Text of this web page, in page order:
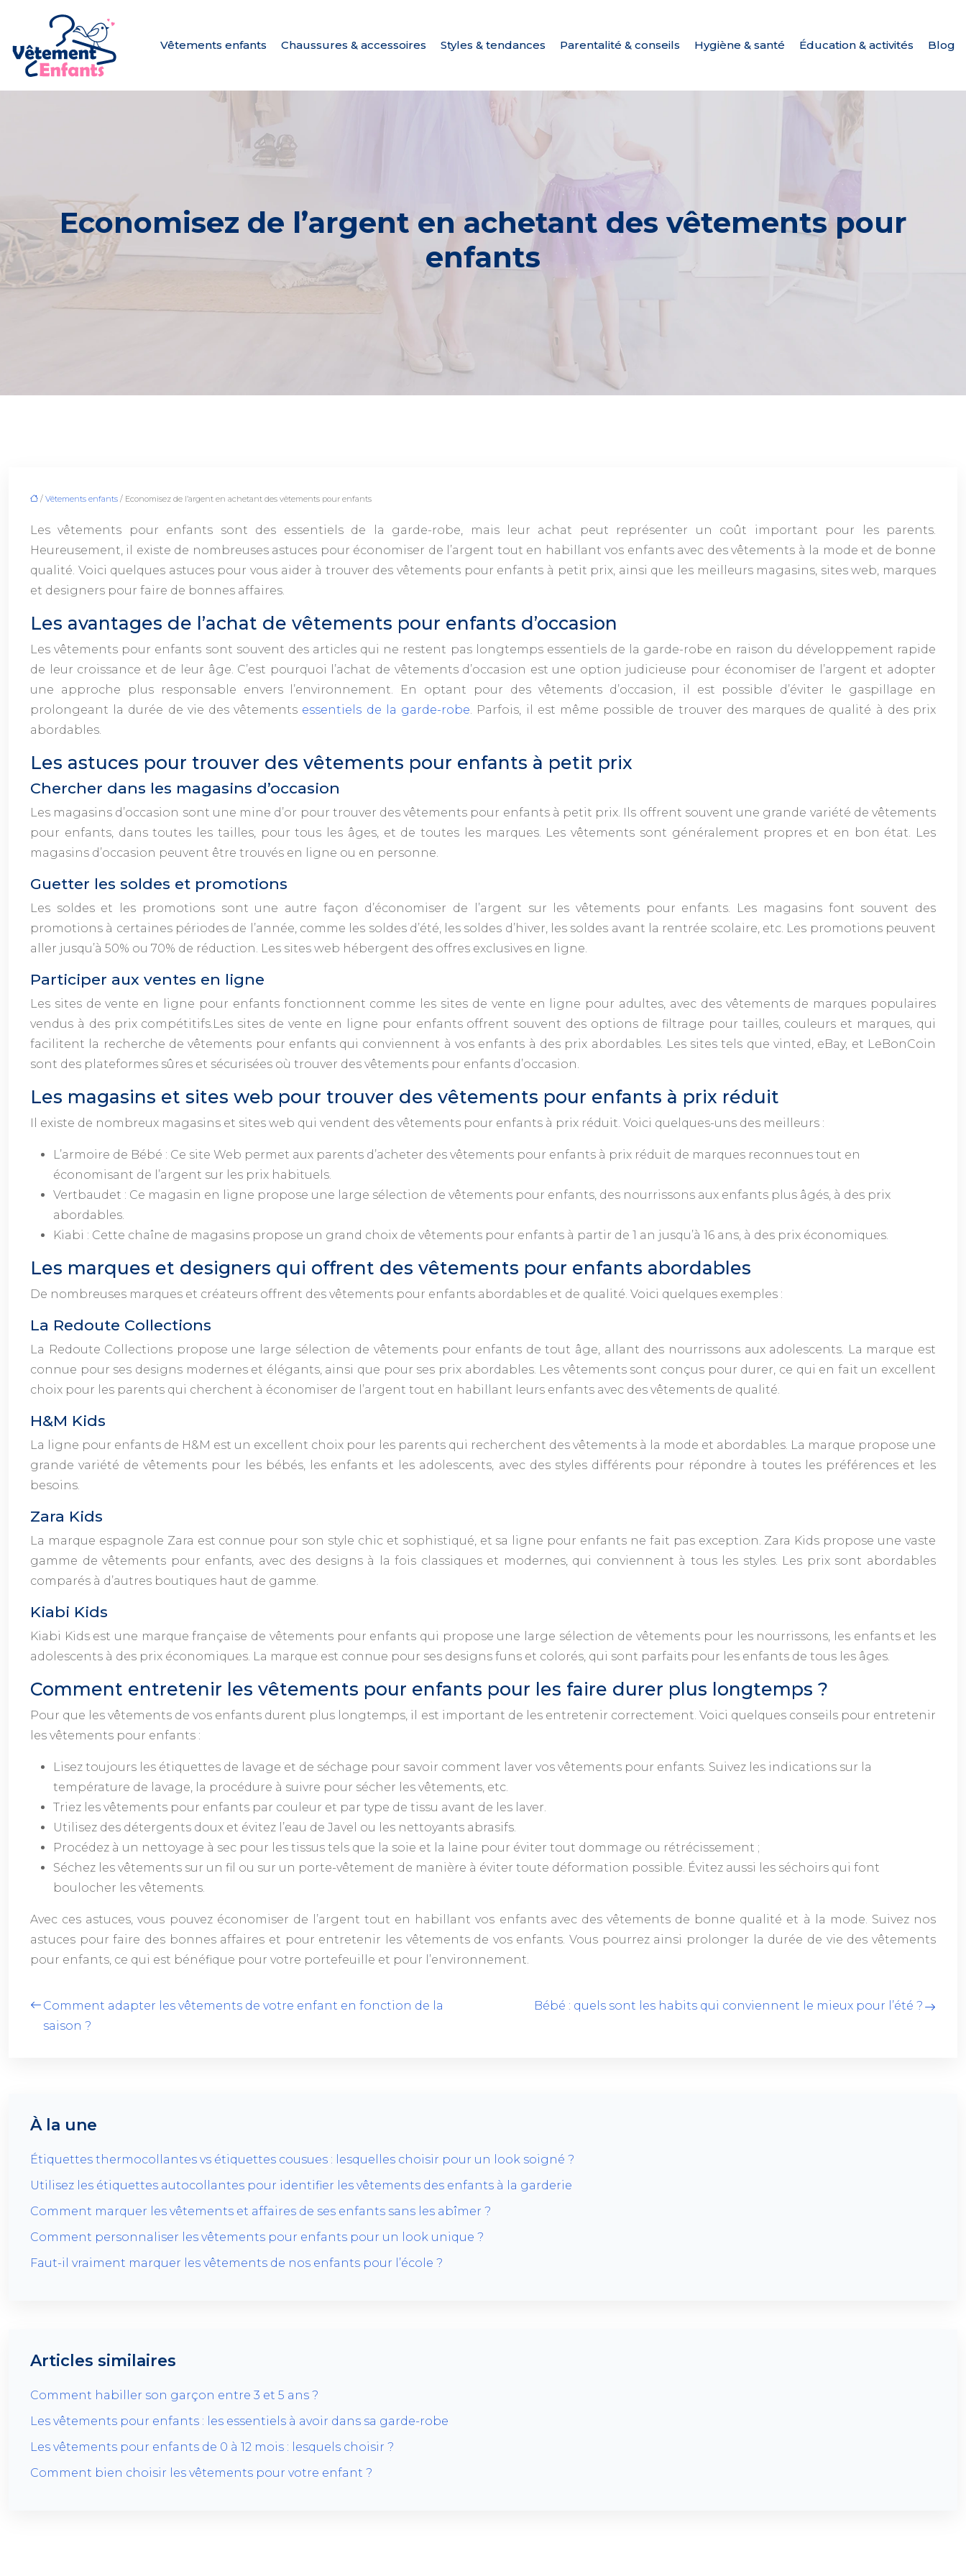
Vêtements enfants Chaussures & accessoires Styles & tendances Parentalité & conseils Hygiène & santé Éducation & activités Blog
Economisez de l’argent en achetant des vêtements pour
enfants
/ Vêtements enfants / Economisez de l’argent en achetant des vêtements pour enfants
Les vêtements pour enfants sont des essentiels de la garde-robe, mais leur achat peut représenter un coût important pour les parents.
Heureusement, il existe de nombreuses astuces pour économiser de l’argent tout en habillant vos enfants avec des vêtements à la mode et de bonne
qualité. Voici quelques astuces pour vous aider à trouver des vêtements pour enfants à petit prix, ainsi que les meilleurs magasins, sites web, marques
et designers pour faire de bonnes affaires.
Les avantages de l’achat de vêtements pour enfants d’occasion
Les vêtements pour enfants sont souvent des articles qui ne restent pas longtemps essentiels de la garde-robe en raison du développement rapide
de leur croissance et de leur âge. C’est pourquoi l’achat de vêtements d’occasion est une option judicieuse pour économiser de l’argent et adopter
une approche plus responsable envers l’environnement. En optant pour des vêtements d’occasion, il est possible d’éviter le gaspillage en
prolongeant la durée de vie des vêtements essentiels de la garde-robe. Parfois, il est même possible de trouver des marques de qualité à des prix
abordables.
Les astuces pour trouver des vêtements pour enfants à petit prix
Chercher dans les magasins d’occasion
Les magasins d’occasion sont une mine d’or pour trouver des vêtements pour enfants à petit prix. Ils offrent souvent une grande variété de vêtements
pour enfants, dans toutes les tailles, pour tous les âges, et de toutes les marques. Les vêtements sont généralement propres et en bon état. Les
magasins d’occasion peuvent être trouvés en ligne ou en personne.
Guetter les soldes et promotions
Les soldes et les promotions sont une autre façon d’économiser de l’argent sur les vêtements pour enfants. Les magasins font souvent des
promotions à certaines périodes de l’année, comme les soldes d’été, les soldes d’hiver, les soldes avant la rentrée scolaire, etc. Les promotions peuvent
aller jusqu’à 50% ou 70% de réduction. Les sites web hébergent des offres exclusives en ligne.
Participer aux ventes en ligne
Les sites de vente en ligne pour enfants fonctionnent comme les sites de vente en ligne pour adultes, avec des vêtements de marques populaires
vendus à des prix compétitifs.Les sites de vente en ligne pour enfants offrent souvent des options de filtrage pour tailles, couleurs et marques, qui
facilitent la recherche de vêtements pour enfants qui conviennent à vos enfants à des prix abordables. Les sites tels que vinted, eBay, et LeBonCoin
sont des plateformes sûres et sécurisées où trouver des vêtements pour enfants d’occasion.
Les magasins et sites web pour trouver des vêtements pour enfants à prix réduit
Il existe de nombreux magasins et sites web qui vendent des vêtements pour enfants à prix réduit. Voici quelques-uns des meilleurs :
L’armoire de Bébé : Ce site Web permet aux parents d’acheter des vêtements pour enfants à prix réduit de marques reconnues tout en
économisant de l’argent sur les prix habituels.
Vertbaudet : Ce magasin en ligne propose une large sélection de vêtements pour enfants, des nourrissons aux enfants plus âgés, à des prix
abordables.
Kiabi : Cette chaîne de magasins propose un grand choix de vêtements pour enfants à partir de 1 an jusqu’à 16 ans, à des prix économiques.
Les marques et designers qui offrent des vêtements pour enfants abordables
De nombreuses marques et créateurs offrent des vêtements pour enfants abordables et de qualité. Voici quelques exemples :
La Redoute Collections
La Redoute Collections propose une large sélection de vêtements pour enfants de tout âge, allant des nourrissons aux adolescents. La marque est
connue pour ses designs modernes et élégants, ainsi que pour ses prix abordables. Les vêtements sont conçus pour durer, ce qui en fait un excellent
choix pour les parents qui cherchent à économiser de l’argent tout en habillant leurs enfants avec des vêtements de qualité.
H&M Kids
La ligne pour enfants de H&M est un excellent choix pour les parents qui recherchent des vêtements à la mode et abordables. La marque propose une
grande variété de vêtements pour les bébés, les enfants et les adolescents, avec des styles différents pour répondre à toutes les préférences et les
besoins.
Zara Kids
La marque espagnole Zara est connue pour son style chic et sophistiqué, et sa ligne pour enfants ne fait pas exception. Zara Kids propose une vaste
gamme de vêtements pour enfants, avec des designs à la fois classiques et modernes, qui conviennent à tous les styles. Les prix sont abordables
comparés à d’autres boutiques haut de gamme.
Kiabi Kids
Kiabi Kids est une marque française de vêtements pour enfants qui propose une large sélection de vêtements pour les nourrissons, les enfants et les
adolescents à des prix économiques. La marque est connue pour ses designs funs et colorés, qui sont parfaits pour les enfants de tous les âges.
Comment entretenir les vêtements pour enfants pour les faire durer plus longtemps ?
Pour que les vêtements de vos enfants durent plus longtemps, il est important de les entretenir correctement. Voici quelques conseils pour entretenir
les vêtements pour enfants :
Lisez toujours les étiquettes de lavage et de séchage pour savoir comment laver vos vêtements pour enfants. Suivez les indications sur la
température de lavage, la procédure à suivre pour sécher les vêtements, etc.
Triez les vêtements pour enfants par couleur et par type de tissu avant de les laver.
Utilisez des détergents doux et évitez l’eau de Javel ou les nettoyants abrasifs.
Procédez à un nettoyage à sec pour les tissus tels que la soie et la laine pour éviter tout dommage ou rétrécissement ;
Séchez les vêtements sur un fil ou sur un porte-vêtement de manière à éviter toute déformation possible. Évitez aussi les séchoirs qui font
boulocher les vêtements.
Avec ces astuces, vous pouvez économiser de l’argent tout en habillant vos enfants avec des vêtements de bonne qualité et à la mode. Suivez nos
astuces pour faire des bonnes affaires et pour entretenir les vêtements de vos enfants. Vous pourrez ainsi prolonger la durée de vie des vêtements
pour enfants, ce qui est bénéfique pour votre portefeuille et pour l’environnement.
Comment adapter les vêtements de votre enfant en fonction de la
saison ?
Bébé : quels sont les habits qui conviennent le mieux pour l’été ?
À la une
Étiquettes thermocollantes vs étiquettes cousues : lesquelles choisir pour un look soigné ?
Utilisez les étiquettes autocollantes pour identifier les vêtements des enfants à la garderie
Comment marquer les vêtements et affaires de ses enfants sans les abîmer ?
Comment personnaliser les vêtements pour enfants pour un look unique ?
Faut-il vraiment marquer les vêtements de nos enfants pour l’école ?
Articles similaires
Comment habiller son garçon entre 3 et 5 ans ?
Les vêtements pour enfants : les essentiels à avoir dans sa garde-robe
Les vêtements pour enfants de 0 à 12 mois : lesquels choisir ?
Comment bien choisir les vêtements pour votre enfant ?